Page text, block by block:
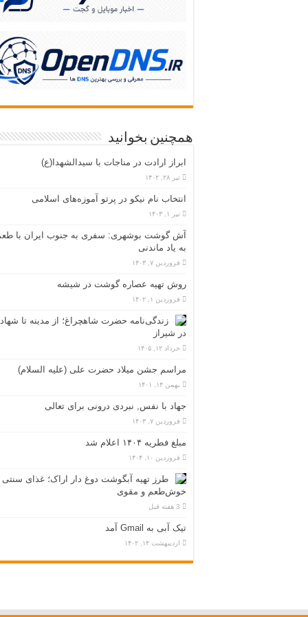
همچنین بخوانید
ابراز ارادت در مناجات با سیدالشهدا(ع)
تیر ۲۸, ۱۴۰۲
انتخاب نام نیکو در پرتو آموزه‌های اسلامی
تیر ۱, ۱۴۰۳
آش گوشت بوشهری: سفری به جنوب ایران با
به یاد ماندنی
فروردین ۷, ۱۴۰۳
روش تهیه عصاره گوشت در شیشه
فروردین ۱, ۱۴۰۲
زندگی‌نامه حضرت شاهچراغ؛ از مدینه تا
در شیراز
خرداد ۱۲, ۱۴۰۵
مراسم جشن میلاد حضرت علی (علیه السلام)
بهمن ۱۴, ۱۴۰۱
جهاد با نفس, نبردی درونی برای تعالی
فروردین ۷, ۱۴۰۳
مبلغ فطریه ۱۴۰۴ اعلام شد
فروردین ۱۰, ۱۴۰۴
طرز تهیه آبگوشت دوغ دار اراک؛ غذای سنتی
خوش‌طعم و مقوی
3 هفته قبل
تیک آبی به Gmail آمد
اردیبهشت ۱۴, ۱۴۰۲